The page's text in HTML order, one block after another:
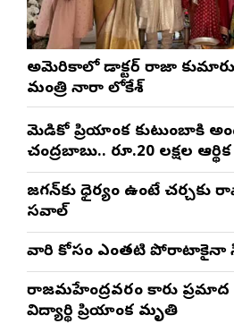
అమెరికాలో డాక్టర్ రాజా
మంత్రి నారా లోకేశ్
మెడికో ప్రియాంక కుటుంబానికి
చంద్రబాబు.. రూ.20 లక్షల
జగన్‌కు ధైర్యం ఉంటే చర్చకు
సవాల్
వారి కోసం ఎంతటి పోరాటానికైనా
రాజమహేంద్రవరం కారు
విద్యార్థిని ప్రియాంక మృతి